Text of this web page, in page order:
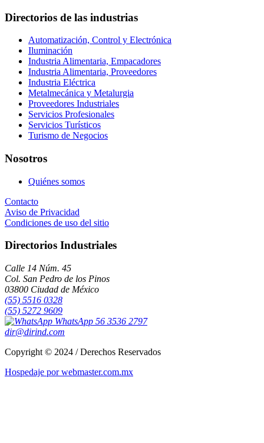
Directorios de las industrias
Automatización, Control y Electrónica
Iluminación
Industria Alimentaria, Empacadores
Industria Alimentaria, Proveedores
Industria Eléctrica
Metalmecánica y Metalurgia
Proveedores Industriales
Servicios Profesionales
Servicios Turísticos
Turismo de Negocios
Nosotros
Quiénes somos
Contacto
Aviso de Privacidad
Condiciones de uso del sitio
Directorios Industriales
Calle 14 Núm. 45
Col. San Pedro de los Pinos
03800 Ciudad de México
(55) 5516 0328
(55) 5272 9609
WhatsApp 56 3536 2797
dir@dirind.com
Copyright © 2024 / Derechos Reservados
Hospedaje por webmaster.com.mx